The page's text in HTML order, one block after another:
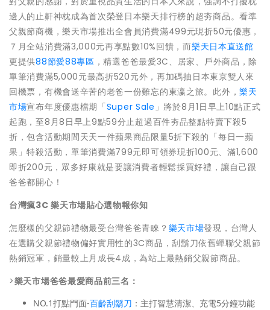
邊人的止鼾神枕成為首次榮登日本樂天排行榜的超夯商品。看準
父親節商機，樂天市場推出全會員消費滿499元現折50元優惠，
７月全站消費滿3,000元再享點數10%回饋，而樂天日本直送館
更提供88節愛88專區 ，精選爸爸最愛3C、居家、戶外商品，除
單筆消費滿5,000元最高折520元外，再加碼抽日本東­­­京雙人來
回機票，有機會送辛苦的老爸一份難忘的東瀛之旅。此外，樂天
市場宣布年度優惠檔期「Super Sale 」將於8月1日早上10點正式
起跑，至8月8日早上9點59分止超過百件夯品整點特賣下殺5
折，包含活動期間天天一件蘋果商品限量5折下殺的「每日一蘋
果」特殺活動，單筆消費滿799元即可領券現折100元、滿1,600
即折200元，眾多好康就是要讓消費者輕鬆採買好禮，讓自己跟
爸爸都開心！
台灣瘋3C 樂天市場貼心選物報你知
怎麼樣的父親節禮物最受台灣爸爸青睞？ 樂天市場發現，台灣人
在選購父親節禮物偏好實用性的3C商品，刮鬍刀依舊蟬聯父親節
熱銷冠軍，銷量較上月成長4成，為站上最熱銷父親節商品。
>樂天市場爸爸最愛商品前三名：
NO.1打點門面-百齡刮鬍刀 ：主打智慧清潔、充電5分鐘功能